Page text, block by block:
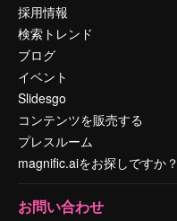
採用情報
検索トレンド
ブログ
イベント
Slidesgo
コンテンツを販売する
プレスルーム
magnific.aiをお探しですか？
お問い合わせ